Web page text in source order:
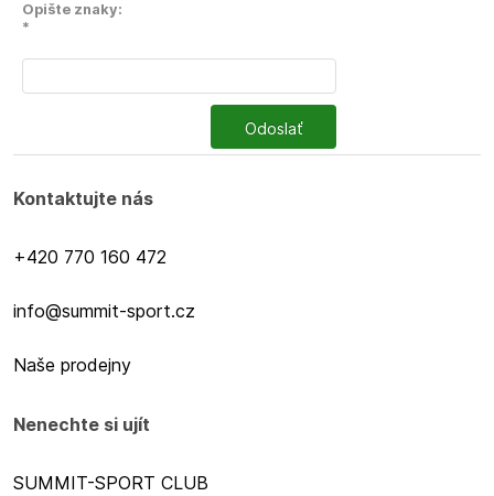
Opište znaky:
*
Odoslať
Kontaktujte nás
+420 770 160 472
info@summit-sport.cz
Naše prodejny
Nenechte si ujít
SUMMIT-SPORT CLUB